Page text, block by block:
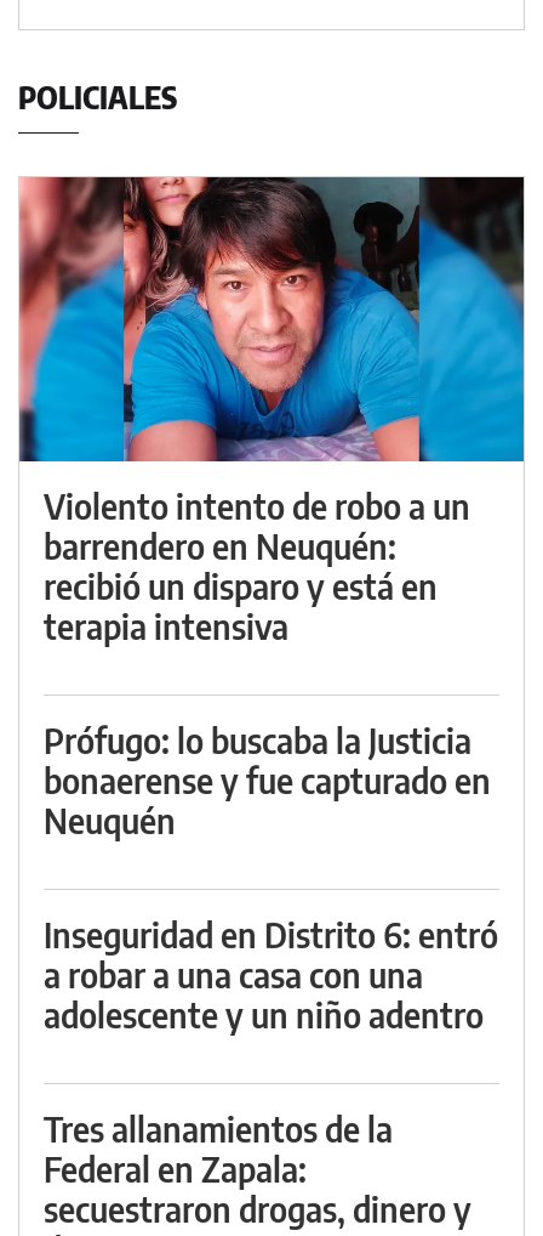
POLICIALES
Violento intento de robo a un
barrendero en Neuquén:
recibió un disparo y está en
terapia intensiva
Prófugo: lo buscaba la Justicia
bonaerense y fue capturado en
Neuquén
Inseguridad en Distrito 6: entró
a robar a una casa con una
adolescente y un niño adentro
Tres allanamientos de la
Federal en Zapala:
secuestraron drogas, dinero y